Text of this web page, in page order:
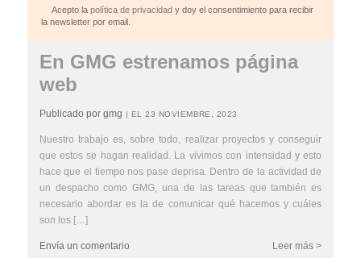
Acepto la política de privacidad y doy el consentimiento para recibir
la newsletter por email.
En GMG estrenamos página
web
Publicado por gmg | EL 23 NOVIEMBRE, 2023
Nuestro trabajo es, sobre todo, realizar proyectos y conseguir
que estos se hagan realidad. La vivimos con intensidad y esto
hace que el tiempo nos pase deprisa. Dentro de la actividad de
un despacho como GMG, una de las tareas que también es
necesario abordar es la de comunicar qué hacemos y cuáles
son los […]
Leer más >
Envía un comentario